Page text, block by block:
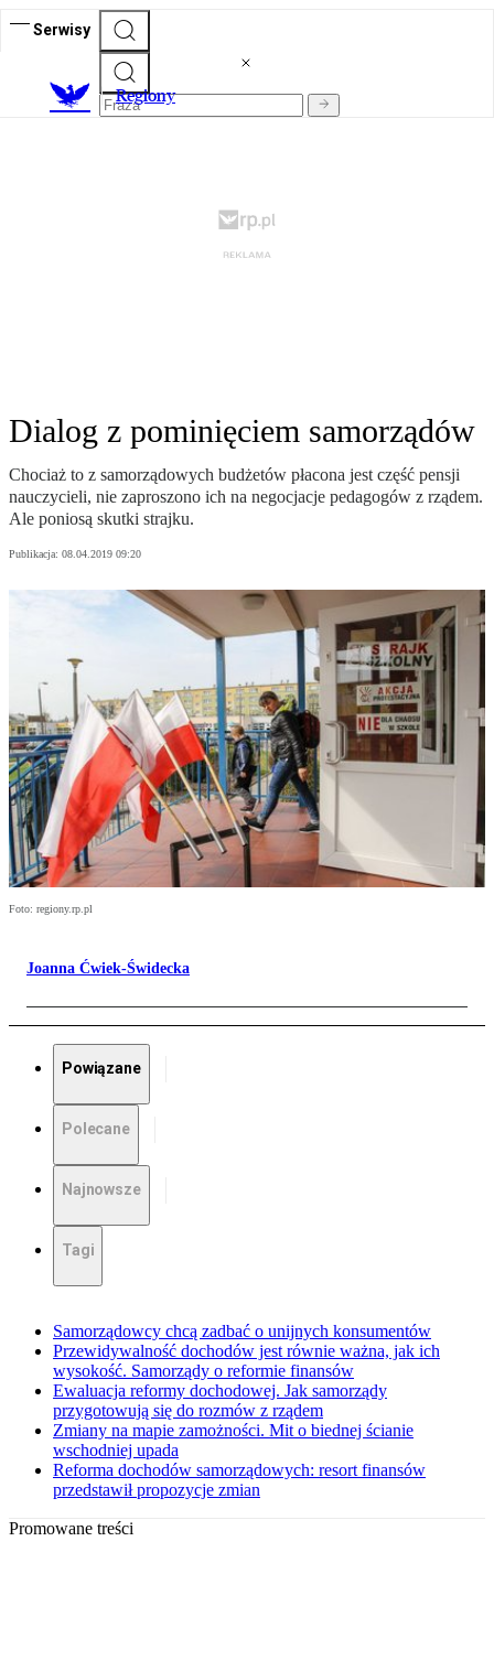
Serwisy
Regiony
Dialog z pominięciem samorządów
Chociaż to z samorządowych budżetów płacona jest część pensji
nauczycieli, nie zaproszono ich na negocjacje pedagogów z rządem.
Ale poniosą skutki strajku.
Publikacja: 08.04.2019 09:20
Foto: regiony.rp.pl
Joanna Ćwiek-Świdecka
Powiązane
Polecane
Najnowsze
Tagi
Samorządowcy chcą zadbać o unijnych konsumentów
Przewidywalność dochodów jest równie ważna, jak ich
wysokość. Samorządy o reformie finansów
Ewaluacja reformy dochodowej. Jak samorządy
przygotowują się do rozmów z rządem
Zmiany na mapie zamożności. Mit o biednej ścianie
wschodniej upada
Reforma dochodów samorządowych: resort finansów
przedstawił propozycje zmian
Promowane treści